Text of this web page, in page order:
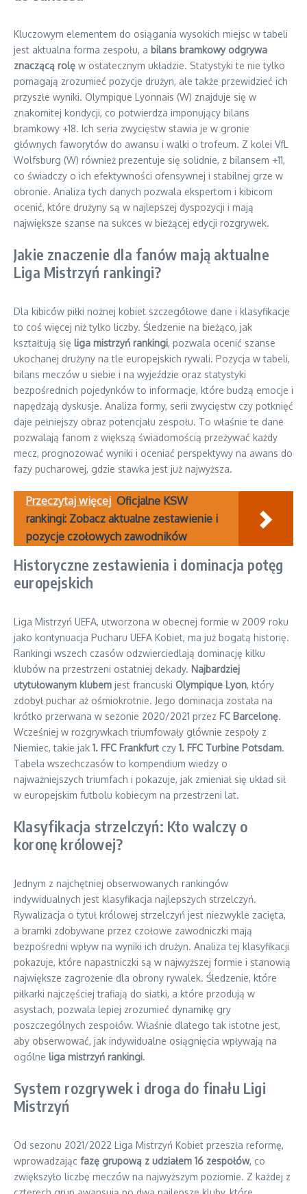
Kluczowym elementem do osiągania wysokich miejsc w tabeli
jest aktualna forma zespołu, a bilans bramkowy odgrywa
znaczącą rolę w ostatecznym układzie. Statystyki te nie tylko
pomagają zrozumieć pozycje drużyn, ale także przewidzieć ich
przyszłe wyniki. Olympique Lyonnais (W) znajduje się w
znakomitej kondycji, co potwierdza imponujący bilans
bramkowy +18. Ich seria zwycięstw stawia je w gronie
głównych faworytów do awansu i walki o trofeum. Z kolei VfL
Wolfsburg (W) również prezentuje się solidnie, z bilansem +11,
co świadczy o ich efektywności ofensywnej i stabilnej grze w
obronie. Analiza tych danych pozwala ekspertom i kibicom
ocenić, które drużyny są w najlepszej dyspozycji i mają
największe szanse na sukces w bieżącej edycji rozgrywek.
Jakie znaczenie dla fanów mają aktualne
Liga Mistrzyń rankingi?
Dla kibiców piłki nożnej kobiet szczegółowe dane i klasyfikacje
to coś więcej niż tylko liczby. Śledzenie na bieżąco, jak
kształtują się liga mistrzyń rankingi, pozwala ocenić szanse
ukochanej drużyny na tle europejskich rywali. Pozycja w tabeli,
bilans meczów u siebie i na wyjeździe oraz statystyki
bezpośrednich pojedynków to informacje, które budzą emocje i
napędzają dyskusje. Analiza formy, serii zwycięstw czy potknięć
daje pełniejszy obraz potencjału zespołu. To właśnie te dane
pozwalają fanom z większą świadomością przeżywać każdy
mecz, prognozować wyniki i oceniać perspektywy na awans do
fazy pucharowej, gdzie stawka jest już najwyższa.
Przeczytaj więcej Oficjalne KSW
rankingi: Zobacz aktualne zestawienie i
pozycje czołowych zawodników
Historyczne zestawienia i dominacja potęg
europejskich
Liga Mistrzyń UEFA, utworzona w obecnej formie w 2009 roku
jako kontynuacja Pucharu UEFA Kobiet, ma już bogatą historię.
Rankingi wszech czasów odzwierciedlają dominację kilku
klubów na przestrzeni ostatniej dekady. Najbardziej
utytułowanym klubem jest francuski Olympique Lyon, który
zdobył puchar aż ośmiokrotnie. Jego dominacja została na
krótko przerwana w sezonie 2020/2021 przez FC Barcelonę.
Wcześniej w rozgrywkach triumfowały głównie zespoły z
Niemiec, takie jak 1. FFC Frankfurt czy 1. FFC Turbine Potsdam.
Tabela wszechczasów to kompendium wiedzy o
najważniejszych triumfach i pokazuje, jak zmieniał się układ sił
w europejskim futbolu kobiecym na przestrzeni lat.
Klasyfikacja strzelczyń: Kto walczy o
koronę królowej?
Jednym z najchętniej obserwowanych rankingów
indywidualnych jest klasyfikacja najlepszych strzelczyń.
Rywalizacja o tytuł królowej strzelczyń jest niezwykle zacięta,
a bramki zdobywane przez czołowe zawodniczki mają
bezpośredni wpływ na wyniki ich drużyn. Analiza tej klasyfikacji
pokazuje, które napastniczki są w najwyższej formie i stanowią
największe zagrożenie dla obrony rywalek. Śledzenie, które
piłkarki najczęściej trafiają do siatki, a które przodują w
asystach, pozwala lepiej zrozumieć dynamikę gry
poszczególnych zespołów. Właśnie dlatego tak istotne jest,
aby obserwować, jak indywidualne osiągnięcia wpływają na
ogólne liga mistrzyń rankingi.
System rozgrywek i droga do finału Ligi
Mistrzyń
Od sezonu 2021/2022 Liga Mistrzyń Kobiet przeszła reformę,
wprowadzając fazę grupową z udziałem 16 zespołów, co
zwiększyło liczbę meczów na najwyższym poziomie. Z każdej z